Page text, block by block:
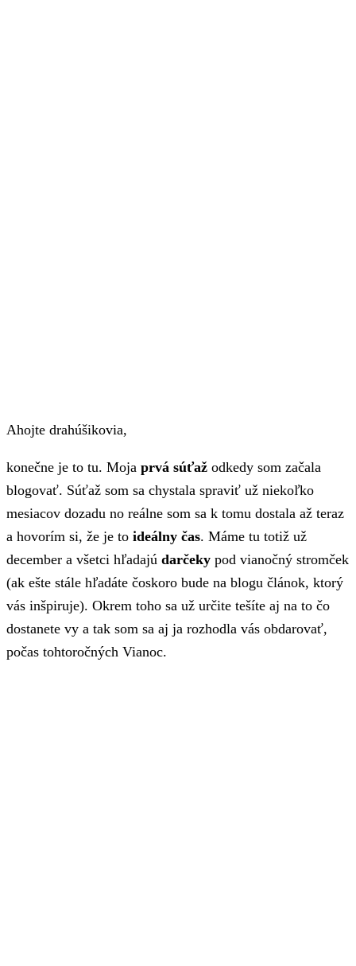
Ahojte drahúšikovia,
konečne je to tu. Moja prvá súťaž odkedy som začala
blogovať. Súťaž som sa chystala spraviť už niekoľko
mesiacov dozadu no reálne som sa k tomu dostala až teraz
a hovorím si, že je to ideálny čas. Máme tu totiž už
december a všetci hľadajú darčeky pod vianočný stromček
(ak ešte stále hľadáte čoskoro bude na blogu článok, ktorý
vás inšpiruje). Okrem toho sa už určite tešíte aj na to čo
dostanete vy a tak som sa aj ja rozhodla vás obdarovať,
počas tohtoročných Vianoc.